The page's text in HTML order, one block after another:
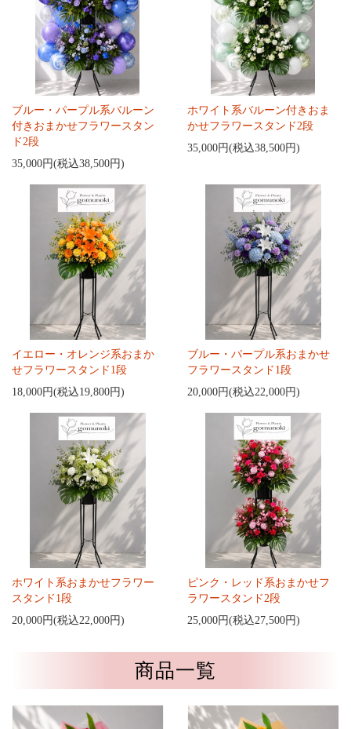
ブルー・パープル系バルーン
付きおまかせフラワースタン
ド2段
35,000円(税込38,500円)
ホワイト系バルーン付きおま
かせフラワースタンド2段
35,000円(税込38,500円)
イエロー・オレンジ系おまか
せフラワースタンド1段
18,000円(税込19,800円)
ブルー・パープル系おまかせ
フラワースタンド1段
20,000円(税込22,000円)
ホワイト系おまかせフラワー
スタンド1段
20,000円(税込22,000円)
ピンク・レッド系おまかせフ
ラワースタンド2段
25,000円(税込27,500円)
商品一覧